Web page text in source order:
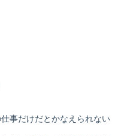
事だけだとかなえられない